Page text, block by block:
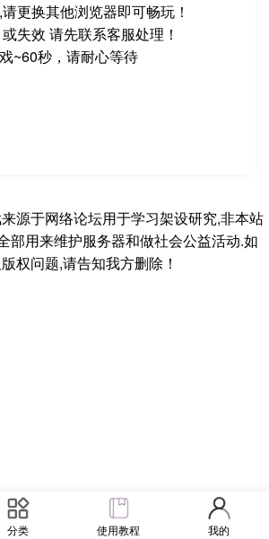
更换其他浏览器即可畅玩！
失效 请先联系客服处理！
~60秒，请耐心等待
源于网络论坛用于学习架设研究,非本站
部用来维护服务器和做社会公益活动.如
权问题,请告知我方删除！
分类 使用教程 我的